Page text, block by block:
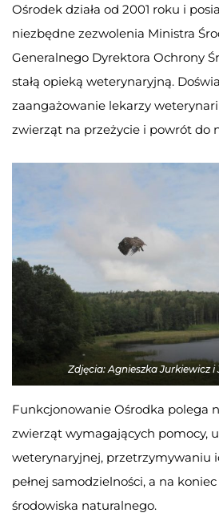
Ośrodek działa od 2001 roku i
niezbędne zezwolenia Ministra
Generalnego Dyrektora Ochrony
stałą opieką weterynaryjną.
zaangażowanie lekarzy
zwierząt na przeżycie i powrót do
Zdjęcia: Agnieszka Jurkiewicz i
Funkcjonowanie Ośrodka polega
zwierząt wymagających pomocy,
weterynaryjnej, przetrzymywaniu
pełnej samodzielności, a na
środowiska naturalnego.